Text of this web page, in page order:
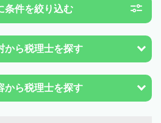
条件を絞り込む
から税理士を探す
から税理士を探す